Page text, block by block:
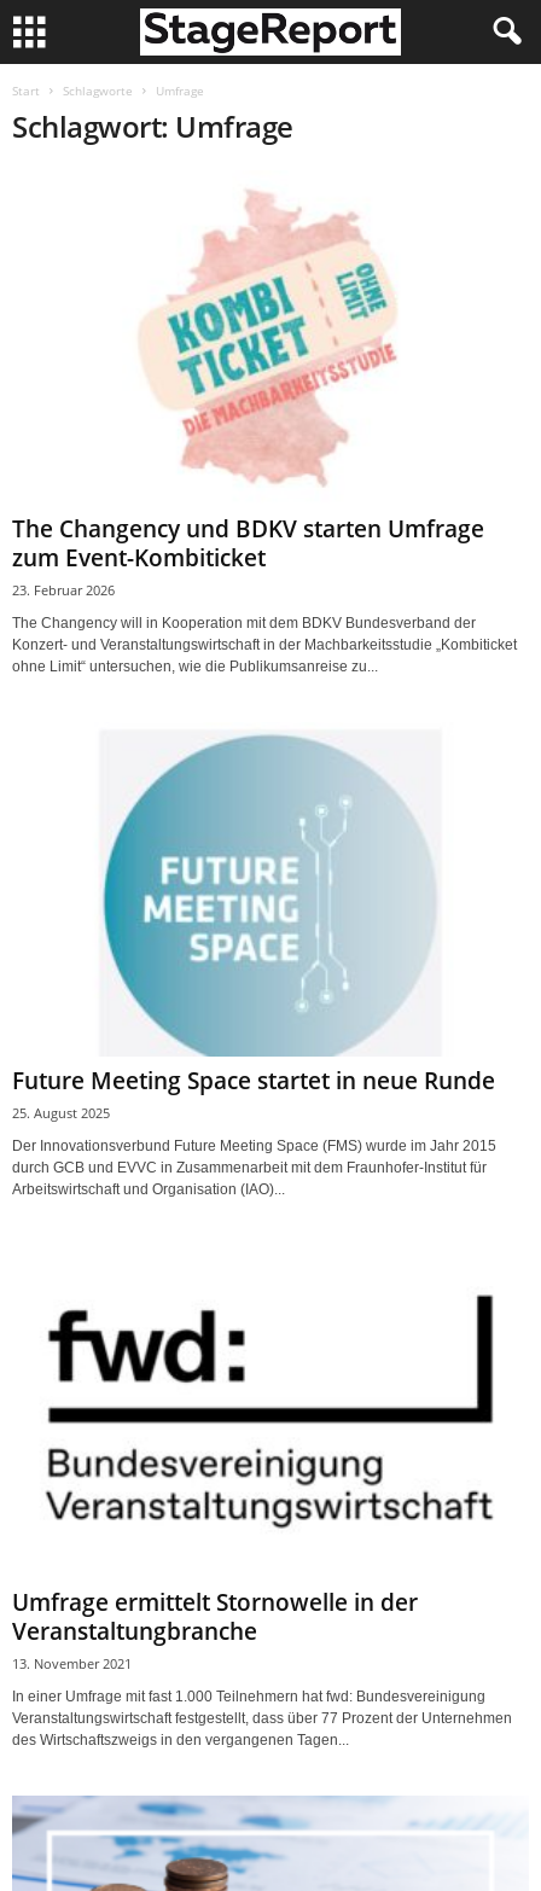
Start Schlagworte Umfrage
Schlagwort: Umfrage
The Changency und BDKV starten Umfrage
zum Event-Kombiticket
23. Februar 2026
The Changency will in Kooperation mit dem BDKV Bundesverband der
Konzert- und Veranstaltungswirtschaft in der Machbarkeitsstudie „Kombiticket
ohne Limit“ untersuchen, wie die Publikumsanreise zu...
Future Meeting Space startet in neue Runde
25. August 2025
Der Innovationsverbund Future Meeting Space (FMS) wurde im Jahr 2015
durch GCB und EVVC in Zusammenarbeit mit dem Fraunhofer-Institut für
Arbeitswirtschaft und Organisation (IAO)...
Umfrage ermittelt Stornowelle in der
Veranstaltungbranche
13. November 2021
In einer Umfrage mit fast 1.000 Teilnehmern hat fwd: Bundesvereinigung
Veranstaltungswirtschaft festgestellt, dass über 77 Prozent der Unternehmen
des Wirtschaftszweigs in den vergangenen Tagen...